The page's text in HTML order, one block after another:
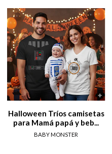
Halloween Tríos camisetas
para Mamá papá y beb...
BABY MONSTER